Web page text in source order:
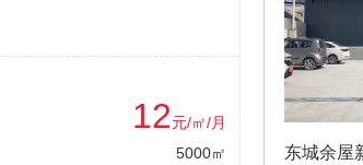
12元/㎡/月
5000㎡